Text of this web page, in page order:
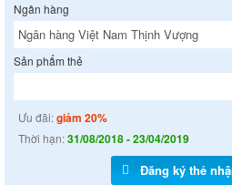
Ngân hàng
Sản phẩm thẻ
Ưu đãi:giảm 20%
Thời hạn:31/08/2018 - 23/04/2019
Đăng ký thẻ